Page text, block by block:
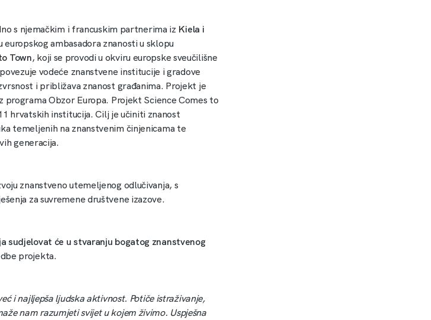
s njemačkim i francuskim partnerima iz Kiela i
ambasadora znanosti u sklopu
Town, koji se provodi u okviru europske sveučilišne
vodeće znanstvene institucije i gradove
i približava znanost građanima. Projekt je
programa Obzor Europa. Projekt Science Comes to
hrvatskih institucija. Cilj je učiniti znanost
temeljenih na znanstvenim činjenicama te
generacija.
znanstveno utemeljenog odlučivanja, s
za suvremene društvene izazove.
sudjelovat će u stvaranju bogatog znanstvenog
projekta.
i najljepša ljudska aktivnost. Potiče istraživanje,
nam razumjeti svijet u kojem živimo. Uspješna